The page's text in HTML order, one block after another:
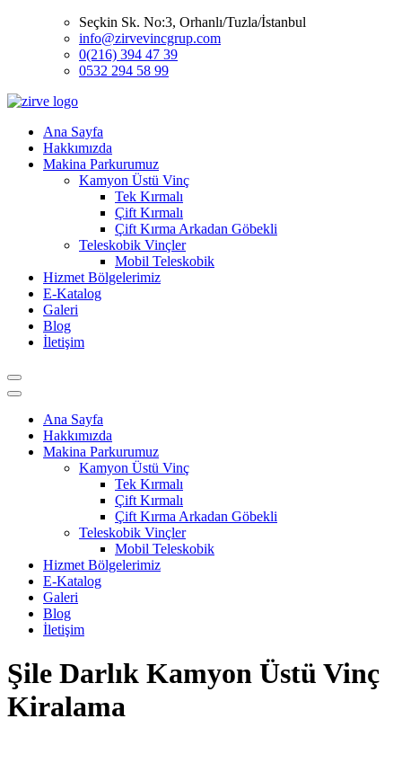
Seçkin Sk. No:3, Orhanlı/Tuzla/İstanbul
info@zirvevincgrup.com
0(216) 394 47 39
0532 294 58 99
Ana Sayfa
Hakkımızda
Makina Parkurumuz
Kamyon Üstü Vinç
Tek Kırmalı
Çift Kırmalı
Çift Kırma Arkadan Göbekli
Teleskobik Vinçler
Mobil Teleskobik
Hizmet Bölgelerimiz
E-Katalog
Galeri
Blog
İletişim
Ana Sayfa
Hakkımızda
Makina Parkurumuz
Kamyon Üstü Vinç
Tek Kırmalı
Çift Kırmalı
Çift Kırma Arkadan Göbekli
Teleskobik Vinçler
Mobil Teleskobik
Hizmet Bölgelerimiz
E-Katalog
Galeri
Blog
İletişim
Şile Darlık Kamyon Üstü Vinç
Kiralama